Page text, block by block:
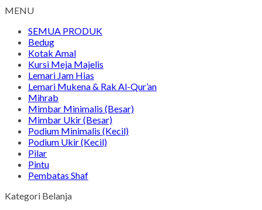
MENU
SEMUA PRODUK
Bedug
Kotak Amal
Kursi Meja Majelis
Lemari Jam Hias
Lemari Mukena & Rak Al-Qur’an
Mihrab
Mimbar Minimalis (Besar)
Mimbar Ukir (Besar)
Podium Minimalis (Kecil)
Podium Ukir (Kecil)
Pilar
Pintu
Pembatas Shaf
Kategori Belanja